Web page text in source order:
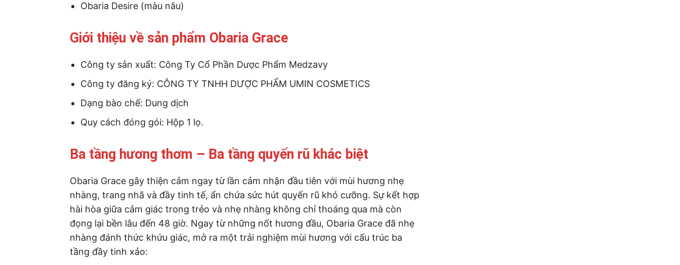
Obaria Desire (màu nâu)
Giới thiệu về sản phẩm Obaria Grace
Công ty sản xuất: Công Ty Cổ Phần Dược Phẩm Medzavy
Công ty đăng ký: CÔNG TY TNHH DƯỢC PHẨM UMIN COSMETICS
Dạng bào chế: Dung dịch
Quy cách đóng gói: Hộp 1 lọ.
Ba tầng hương thơm – Ba tầng quyến rũ khác biệt
Obaria Grace gây thiện cảm ngay từ lần cảm nhận đầu tiên với mùi hương nhẹ
nhàng, trang nhã và đầy tinh tế, ẩn chứa sức hút quyến rũ khó cưỡng. Sự kết hợp
hài hòa giữa cảm giác trong trẻo và nhẹ nhàng không chỉ thoáng qua mà còn
đọng lại bền lâu đến 48 giờ. Ngay từ những nốt hương đầu, Obaria Grace đã nhẹ
nhàng đánh thức khứu giác, mở ra một trải nghiệm mùi hương với cấu trúc ba
tầng đầy tinh xảo: